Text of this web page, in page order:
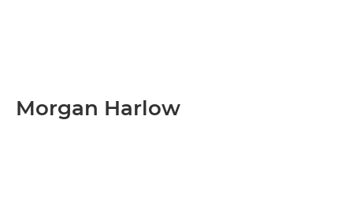
Morgan Harlow